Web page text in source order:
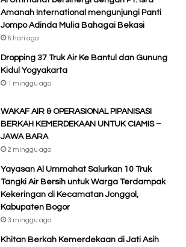
Amanah International mengunjungi Panti
Jompo Adinda Mulia Bahagai Bekasi
6 hari ago
Dropping 37 Truk Air Ke Bantul dan Gunung
Kidul Yogyakarta
1 minggu ago
WAKAF AIR & OPERASIONAL PIPANISASI
BERKAH KEMERDEKAAN UNTUK CIAMIS –
JAWA BARA
2 minggu ago
Yayasan Al Ummahat Salurkan 10 Truk
Tangki Air Bersih untuk Warga Terdampak
Kekeringan di Kecamatan Jonggol,
Kabupaten Bogor
3 minggu ago
Khitan Berkah Kemerdekaan di Jati Asih